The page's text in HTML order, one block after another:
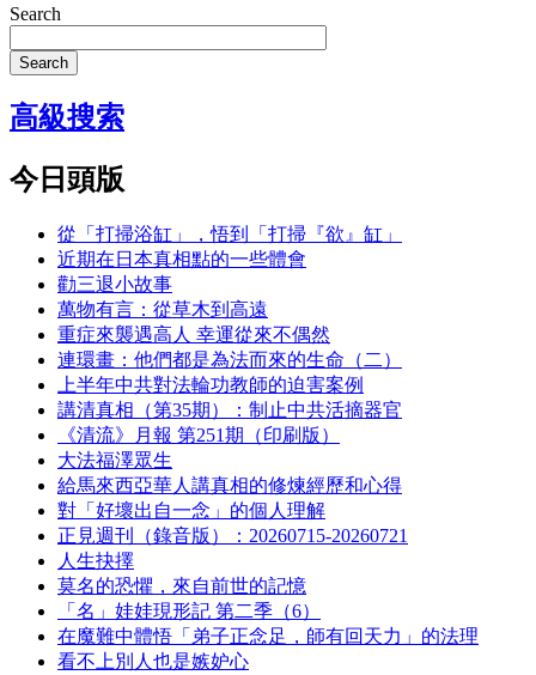
Search
Search
高級搜索
今日頭版
從「打掃浴缸」，悟到「打掃『欲』缸」
近期在日本真相點的一些體會
勸三退小故事
萬物有言：從草木到高遠
重症來襲遇高人 幸運從來不偶然
連環畫：他們都是為法而來的生命（二）
上半年中共對法輪功教師的迫害案例
講清真相（第35期）：制止中共活摘器官
《清流》月報 第251期（印刷版）
大法福澤眾生
給馬來西亞華人講真相的修煉經歷和心得
對「好壞出自一念」的個人理解
正見週刊（錄音版）：20260715-20260721
人生抉擇
莫名的恐懼，來自前世的記憶
「名」娃娃現形記 第二季（6）
在魔難中體悟「弟子正念足，師有回天力」的法理
看不上別人也是嫉妒心